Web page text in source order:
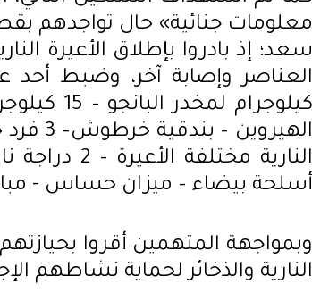
معلومات جنائية» حال تواجدهم
سعد؛ إذ بادروا بإطلاق الأعيرة
أسلحة بيضاء – ميزان حساس - مبالغ مالية – 2
وبمواجهة المتهمين أقروا
النارية والذخائر لحماية نشاطهم